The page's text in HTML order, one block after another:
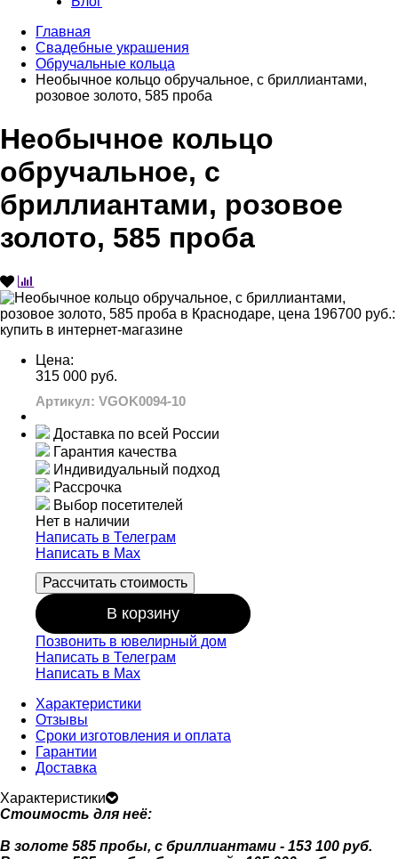
Главная
Свадебные украшения
Обручальные кольца
Необычное кольцо обручальное, с бриллиантами,
розовое золото, 585 проба
Необычное кольцо
обручальное, с
бриллиантами, розовое
золото, 585 проба
Цена:
315 000 руб.
Артикул: VGOK0094-10
Доставка по всей России
Гарантия качества
Индивидуальный подход
Рассрочка
Выбор посетителей
Нет в наличии
Написать в Телеграм
Написать в Мах
Рассчитать стоимость
В корзину
Позвонить в ювелирный дом
Написать в Телеграм
Написать в Мах
Характеристики
Отзывы
Сроки изготовления и оплата
Гарантии
Доставка
Характеристики
Стоимость для неё:
В золоте 585 пробы, с бриллиантами - 153 100 руб.